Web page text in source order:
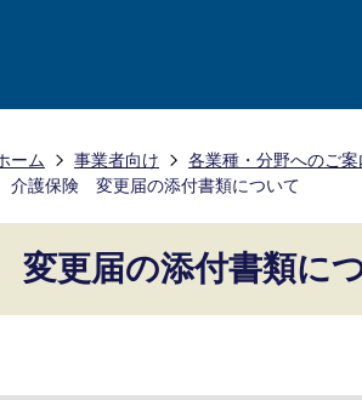
ーム 事業者向け 各業種・分野へのご案
介護保険 変更届の添付書類について
更届の添付書類に